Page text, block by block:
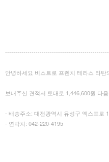
안녕하세요 비스트로 프렌치 테라스 라
보내주신 견적서 토대로 1,446,600원 다
- 배송주소: 대전광역시 유성구 엑스포로
- 연락처: 042-220-4195